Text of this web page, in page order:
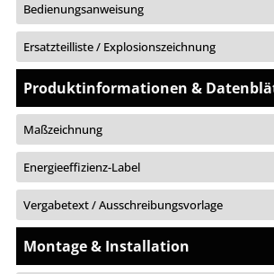
Bedienungsanweisung
Ersatzteilliste / Explosionszeichnung
Produktinformationen &
Maßzeichnung
Energieeffizienz-Label
Vergabetext / Ausschreibungsvorlage
Montage & Installation